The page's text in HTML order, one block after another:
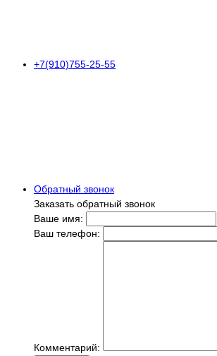
+7(910)755-25-55
Обратный звонок
Заказать обратный звонок
Ваше имя:
Ваш телефон:
Комментарий: